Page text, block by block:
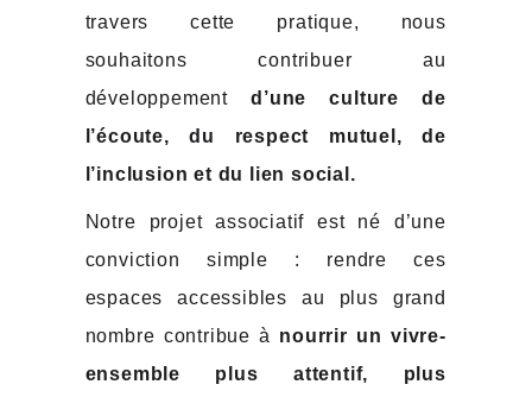
travers cette pratique, nous
souhaitons contribuer au
développement d’une culture de
l’écoute, du respect mutuel, de
l’inclusion et du lien social.
Notre projet associatif est né d’une
conviction simple : rendre ces
espaces accessibles au plus grand
nombre contribue à nourrir un vivre-
ensemble plus attentif, plus